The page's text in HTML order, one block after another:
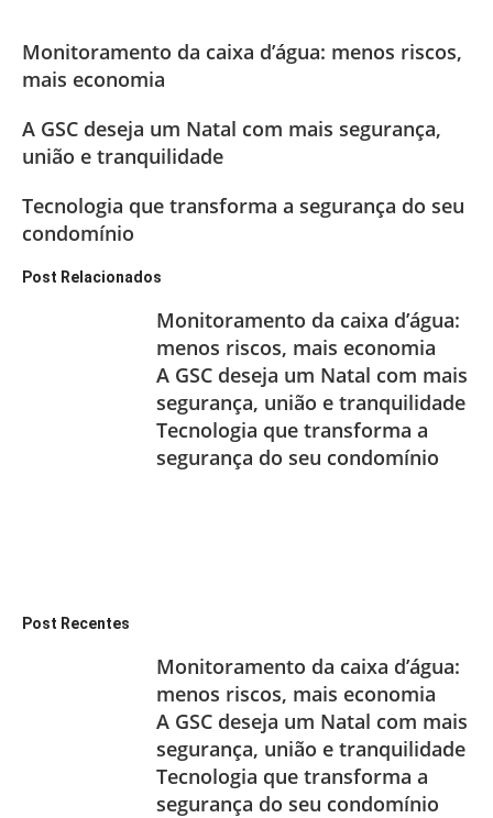
Monitoramento da caixa d’água: menos riscos,
mais economia
A GSC deseja um Natal com mais segurança,
união e tranquilidade
Tecnologia que transforma a segurança do seu
condomínio
Post Relacionados
Monitoramento da caixa d’água:
menos riscos, mais economia
A GSC deseja um Natal com mais
segurança, união e tranquilidade
Tecnologia que transforma a
segurança do seu condomínio
Post Recentes
Monitoramento da caixa d’água:
menos riscos, mais economia
A GSC deseja um Natal com mais
segurança, união e tranquilidade
Tecnologia que transforma a
segurança do seu condomínio